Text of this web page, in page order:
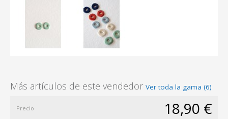
Más artículos de este vendedor Ver toda la gama (6)
Precio 18,90 €